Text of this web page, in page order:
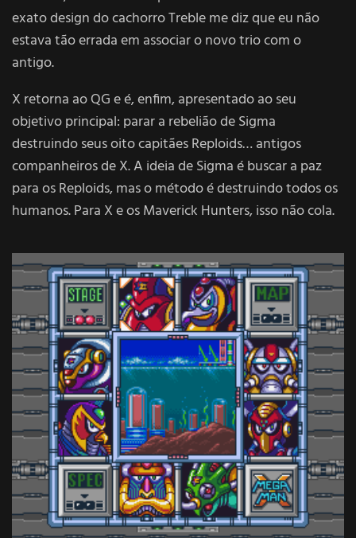
exato design do cachorro Treble me diz que eu não
estava tão errada em associar o novo trio com o
antigo.
X retorna ao QG e é, enfim, apresentado ao seu
objetivo principal: parar a rebelião de Sigma
destruindo seus oito capitães Reploids… antigos
companheiros de X. A ideia de Sigma é buscar a paz
para os Reploids, mas o método é destruindo todos os
humanos. Para X e os Maverick Hunters, isso não cola.